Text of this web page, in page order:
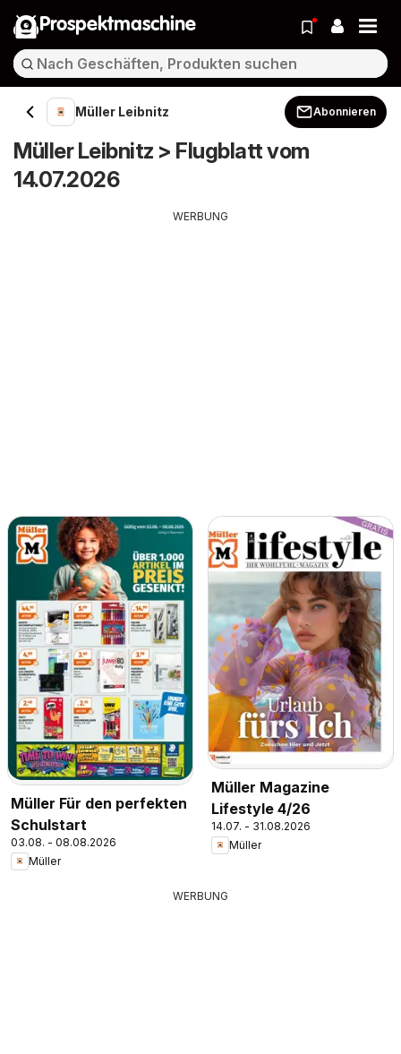
Prospektmaschine
Müller Leibnitz Abonnieren
Müller Leibnitz > Flugblatt vom
14.07.2026
WERBUNG
Müller Für den perfekten
Schulstart
03.08. - 08.08.2026
Müller
Müller Magazine
Lifestyle 4/26
14.07. - 31.08.2026
Müller
WERBUNG